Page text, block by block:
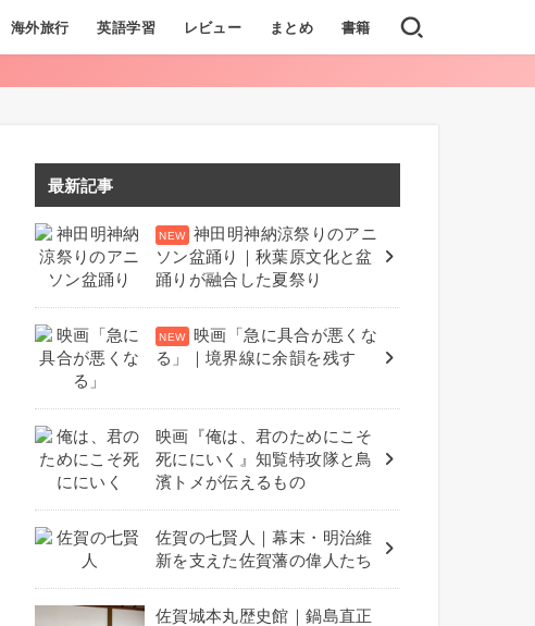
海外旅行 英語学習 レビュー まとめ 書籍
最新記事
神田明神納涼祭りのアニ
ソン盆踊り｜秋葉原文化と盆
踊りが融合した夏祭り
映画「急に具合が悪くな
る」｜境界線に余韻を残す
映画『俺は、君のためにこそ
死ににいく』知覧特攻隊と鳥
濱トメが伝えるもの
佐賀の七賢人｜幕末・明治維
新を支えた佐賀藩の偉人たち
佐賀城本丸歴史館｜鍋島直正